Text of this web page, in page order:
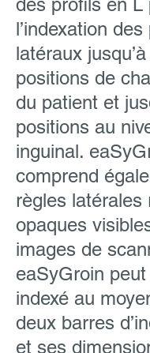
des profils en L
l’indexation des
latéraux
positions de
du patient et
positions au
inguinal.
comprend
règles latérales
opaques
images de
eaSyGroin
indexé au
deux barres
et ses